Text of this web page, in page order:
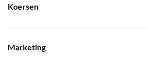
Koersen
Marketing